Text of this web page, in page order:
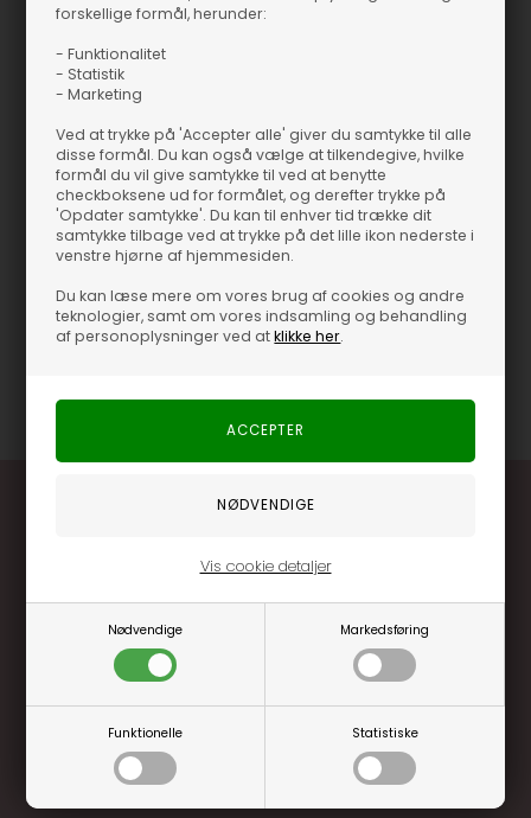
forskellige formål, herunder:
- Funktionalitet
- Statistik
- Marketing
Ved at trykke på 'Accepter alle' giver du samtykke til alle
disse formål. Du kan også vælge at tilkendegive, hvilke
formål du vil give samtykke til ved at benytte
checkboksene ud for formålet, og derefter trykke på
'Opdater samtykke'. Du kan til enhver tid trække dit
samtykke tilbage ved at trykke på det lille ikon nederste i
venstre hjørne af hjemmesiden.
Du kan læse mere om vores brug af cookies og andre
teknologier, samt om vores indsamling og behandling
af personoplysninger ved atklikke her.
Nødvendige Markedsføring
Funktionelle Statistiske
Vis cookie detaljer
åbnet. Tjek hele Nicolas Vahé universet ud her
Vinegar - Mango - Nicolas Vahé
Denne smukke og lækre eddike med agurksmag er fra
og perfekt til syltning af grøntsager. Lav en traditionel
sylteagurk og oplev, hvordan smagen af agurk tilføjer et frisk
strejf og en sommerlig lethed til dine syltede grøntsager. Prøv at
blande eddike med olivenolie for at skabe en fantastisk dressing
til salater med f.eks. Kylling, tomater, frisk fisk og skaldyr - den
eneste grænse er din fantasi. Eddiken kommer i en smuk
glaskolbe, som du let kan vise på bordet sammen med dine olier
og yndlingskrydderier fra
Nicolas Vahé
OBS: Produktet har en
holdbarhed på 12 uger, når det er åbnet. Tjek hele Nicolas Vahé
universet udher
Optjen 3% i bonuskroner når du handler
Særlige, eksklusive tilbud kun til klubkunder
Brug dine point allerede på næste køb
.... og mange flere fordele